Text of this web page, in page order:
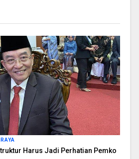
Harus Jadi Perhatian Pemko